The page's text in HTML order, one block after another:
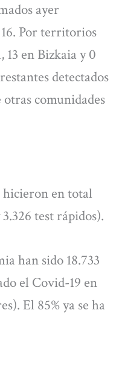
ayer
Por territorios
13 en Bizkaia y 0
detectados
comunidades
hicieron en total
test rápidos).
han sido 18.733
el Covid-19 en
El 85% ya se ha